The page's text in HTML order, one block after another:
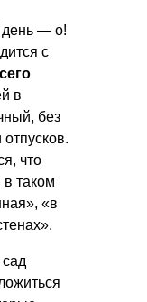
день — о!
с
в
без
что
таком
«в